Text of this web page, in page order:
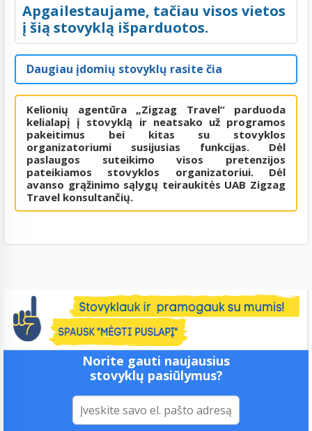
Apgailestaujame, tačiau visos vietos
į šią stovyklą išparduotos.
Daugiau įdomių stovyklų rasite čia
Kelionių agentūra „Zigzag Travel“ parduoda
kelialapį į stovyklą ir neatsako už programos
pakeitimus bei kitas su stovyklos
organizatoriumi susijusias funkcijas. Dėl
paslaugos suteikimo visos pretenzijos
pateikiamos stovyklos organizatoriui. Dėl
avanso grąžinimo sąlygų teiraukitės UAB Zigzag
Travel konsultančių.
Norite gauti naujausius
stovyklų pasiūlymus?